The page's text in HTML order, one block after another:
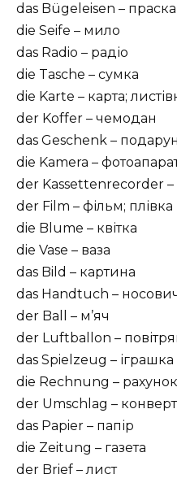
das Bügeleisen – праска
die Seife – мило
das Radio – радіо
die Tasche – сумка
die Karte – карта;
der Koffer – чемодан
das Geschenk –
die Kamera –
der Kassettenrecorder –
der Film – фільм; плівка
die Blume – квітка
die Vase – ваза
das Bild – картина
das Handtuch –
der Ball – м’яч
der Luftballon –
das Spielzeug – іграшка
die Rechnung – рахунок
der Umschlag – конверт
das Papier – папір
die Zeitung – газета
der Brief – лист